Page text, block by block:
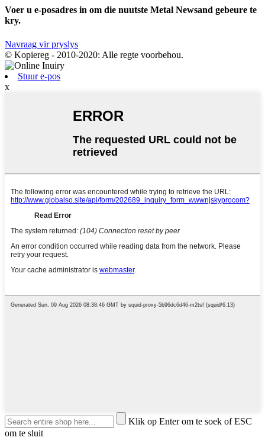
Voer u e-posadres in om die nuutste Metal Newsand gebeure te
kry.
Navraag vir pryslys
© Kopiereg - 2010-2020: Alle regte voorbehou.
Stuur e-pos
x
Klik op Enter om te soek of ESC
om te sluit